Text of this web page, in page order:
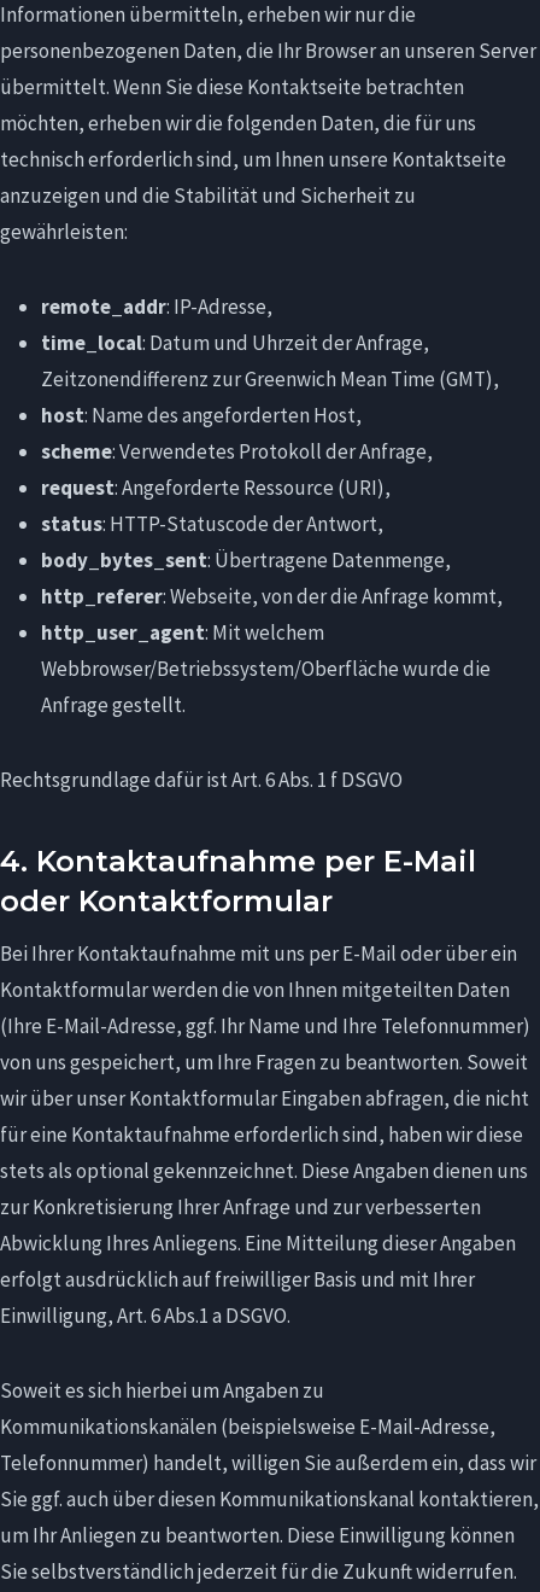
Informationen übermitteln, erheben wir nur die
personenbezogenen Daten, die Ihr Browser an unseren Server
übermittelt. Wenn Sie diese Kontaktseite betrachten
möchten, erheben wir die folgenden Daten, die für uns
technisch erforderlich sind, um Ihnen unsere Kontaktseite
anzuzeigen und die Stabilität und Sicherheit zu
gewährleisten:
remote_addr: IP-Adresse,
time_local: Datum und Uhrzeit der Anfrage,
Zeitzonendifferenz zur Greenwich Mean Time (GMT),
host: Name des angeforderten Host,
scheme: Verwendetes Protokoll der Anfrage,
request: Angeforderte Ressource (URI),
status: HTTP-Statuscode der Antwort,
body_bytes_sent: Übertragene Datenmenge,
http_referer: Webseite, von der die Anfrage kommt,
http_user_agent: Mit welchem
Webbrowser/Betriebssystem/Oberfläche wurde die
Anfrage gestellt.
Rechtsgrundlage dafür ist Art. 6 Abs. 1 f DSGVO
4. Kontaktaufnahme per E-Mail
oder Kontaktformular
Bei Ihrer Kontaktaufnahme mit uns per E-Mail oder über ein
Kontaktformular werden die von Ihnen mitgeteilten Daten
(Ihre E-Mail-Adresse, ggf. Ihr Name und Ihre Telefonnummer)
von uns gespeichert, um Ihre Fragen zu beantworten. Soweit
wir über unser Kontaktformular Eingaben abfragen, die nicht
für eine Kontaktaufnahme erforderlich sind, haben wir diese
stets als optional gekennzeichnet. Diese Angaben dienen uns
zur Konkretisierung Ihrer Anfrage und zur verbesserten
Abwicklung Ihres Anliegens. Eine Mitteilung dieser Angaben
erfolgt ausdrücklich auf freiwilliger Basis und mit Ihrer
Einwilligung, Art. 6 Abs.1 a DSGVO.
Soweit es sich hierbei um Angaben zu
Kommunikationskanälen (beispielsweise E-Mail-Adresse,
Telefonnummer) handelt, willigen Sie außerdem ein, dass wir
Sie ggf. auch über diesen Kommunikationskanal kontaktieren,
um Ihr Anliegen zu beantworten. Diese Einwilligung können
Sie selbstverständlich jederzeit für die Zukunft widerrufen.